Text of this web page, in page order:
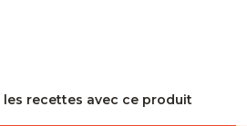
recettes avec ce produit